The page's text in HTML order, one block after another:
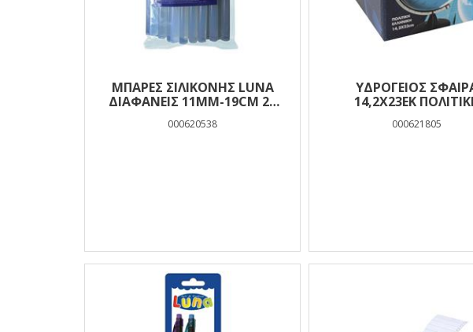
ΜΠΆΡΕΣ ΣΙΛΙΚΌΝΗΣ LUNA
ΔΙΑΦΑΝΕΊΣ 11MM-19CM 24
000620538
ΥΔΡΟΓΕΙΟΣ
14,2Χ23ΕΚ
000621805